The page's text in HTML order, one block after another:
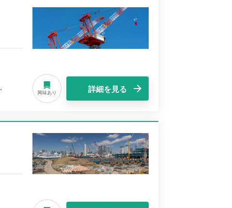
興味あり 詳細を見る